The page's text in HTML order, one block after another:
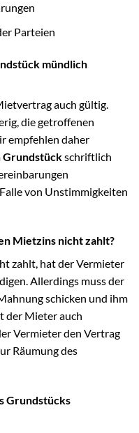
Parteien
mündlich
auch gültig.
die getroffenen
empfehlen daher
schriftlich
von Unstimmigkeiten
Mietzins nicht zahlt?
zahlt, hat der Vermieter
Allerdings muss der
schicken und ihm
der Mieter auch
Vermieter den Vertrag
Räumung des
Grundstücks